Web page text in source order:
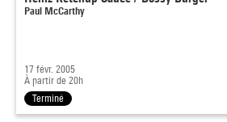
Paul McCarthy
17 févr. 2005
À partir de 20h
Terminé